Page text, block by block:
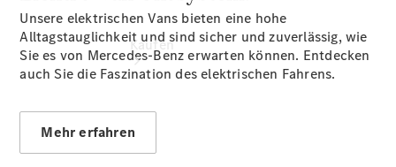
Kaufen
Unsere elektrischen Vans bieten eine hohe
Alltagstauglichkeit und sind sicher und zuverlässig, wie
Sie es von Mercedes-Benz erwarten können. Entdecken
auch Sie die Faszination des elektrischen Fahrens.
Mehr erfahren